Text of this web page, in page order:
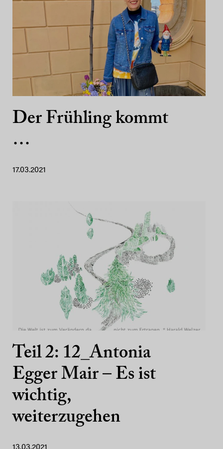
Der Frühling kommt
…
17.03.2021
Teil 2: 12_Antonia
Egger Mair – Es ist
wichtig,
weiterzugehen